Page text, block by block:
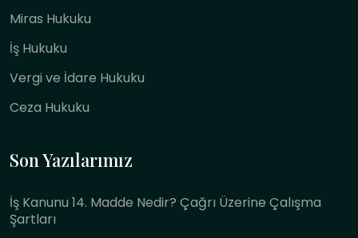
Miras Hukuku
İş Hukuku
Vergi ve İdare Hukuku
Ceza Hukuku
Son Yazılarımız
İş Kanunu 14. Madde Nedir? Çağrı Üzerine Çalışma
Şartları